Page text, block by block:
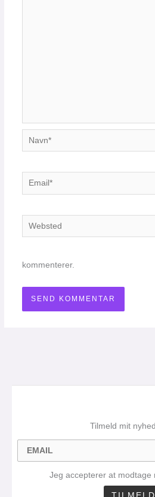
Navn*
Email*
Websted
kommenterer.
Tilmeld mit
Jeg accepterer at modtage